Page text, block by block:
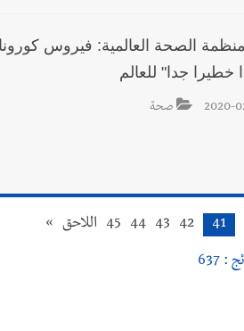
الصحة العالمية: فيروس
خطيرا جدا" للعالم
2020- صحة
41
42
43
44
45 اللاحق »
: 637